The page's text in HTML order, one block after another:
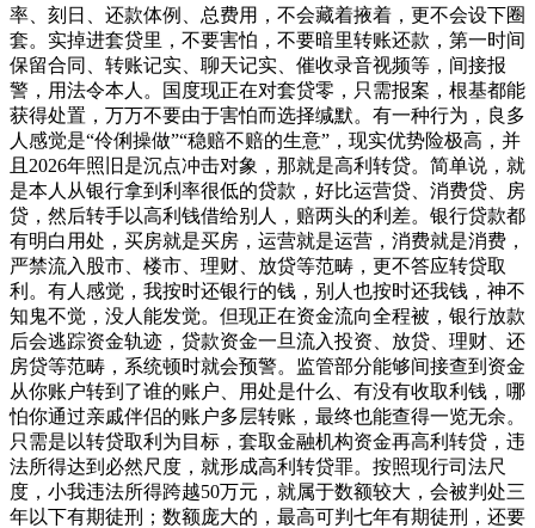
率、刻日、还款体例、总费用，不会藏着掖着，更不会设下圈
套。实掉进套贷里，不要害怕，不要暗里转账还款，第一时间
保留合同、转账记实、聊天记实、催收录音视频等，间接报
警，用法令本人。国度现正在对套贷零，只需报案，根基都能
获得处置，万万不要由于害怕而选择缄默。有一种行为，良多
人感觉是“伶俐操做”“稳赔不赔的生意”，现实优势险极高，并
且2026年照旧是沉点冲击对象，那就是高利转贷。简单说，就
是本人从银行拿到利率很低的贷款，好比运营贷、消费贷、房
贷，然后转手以高利钱借给别人，赔两头的利差。银行贷款都
有明白用处，买房就是买房，运营就是运营，消费就是消费，
严禁流入股市、楼市、理财、放贷等范畴，更不答应转贷取
利。有人感觉，我按时还银行的钱，别人也按时还我钱，神不
知鬼不觉，没人能发觉。但现正在资金流向全程被，银行放款
后会逃踪资金轨迹，贷款资金一旦流入投资、放贷、理财、还
房贷等范畴，系统顿时就会预警。监管部分能够间接查到资金
从你账户转到了谁的账户、用处是什么、有没有收取利钱，哪
怕你通过亲戚伴侣的账户多层转账，最终也能查得一览无余。
只需是以转贷取利为目标，套取金融机构资金再高利转贷，违
法所得达到必然尺度，就形成高利转贷罪。按照现行司法尺
度，小我违法所得跨越50万元，就属于数额较大，会被判处三
年以下有期徒刑；数额庞大的，最高可判七年有期徒刑，还要